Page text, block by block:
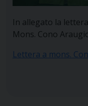
In allegato la
Mons. Cono
Lettera a mons.